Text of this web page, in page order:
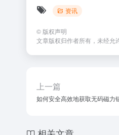
资讯
© 版权声明
文章版权归作者所有，未经允
上一篇
如何安全高效地获取无码磁力